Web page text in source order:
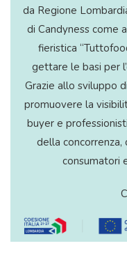
da Regione
di Candyness come
fieristica
gettare le basi per
Grazie allo sviluppo
promuovere la
buyer e
della
consumatori